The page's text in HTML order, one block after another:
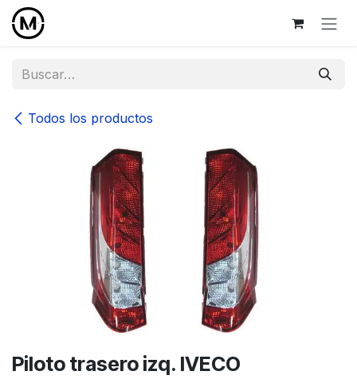
Ir al contenido
Todos los productos
Piloto trasero izq. IVECO